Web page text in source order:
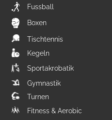
Fussball
Boxen
Tischtennis
Kegeln
Sportakrobatik
Gymnastik
Turnen
Fitness & Aerobic